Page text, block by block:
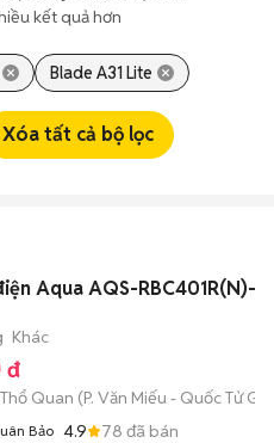
kết quả hơn
Blade A31 Lite
Xóa tất cả bộ lọc
Aqua AQS-RBC401R(N)-
Khác
đ
Quan (P. Văn Miếu - Quốc Tử
Bảo 4.9 78 đã bán